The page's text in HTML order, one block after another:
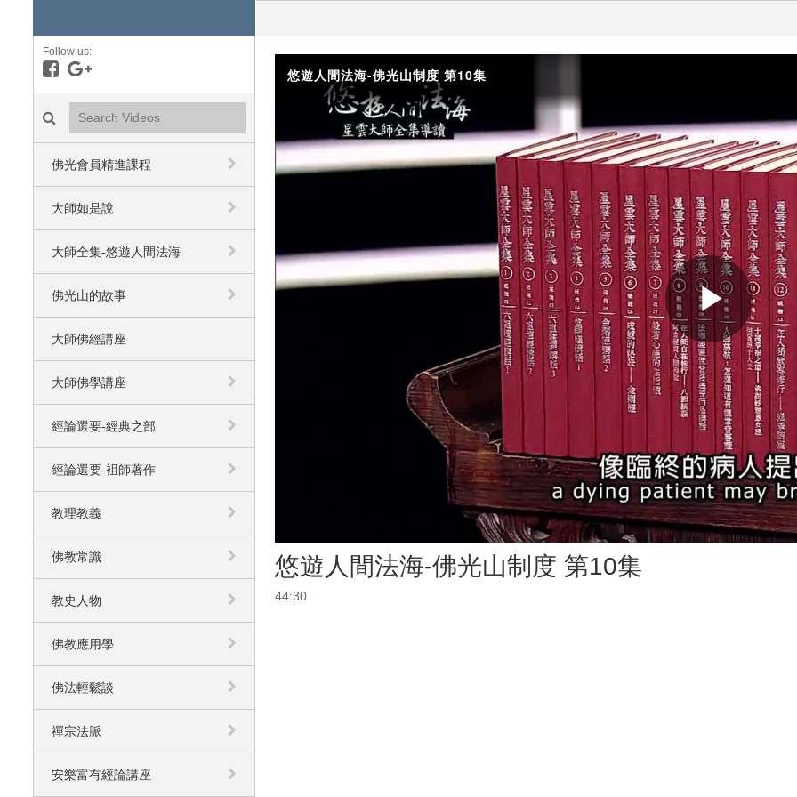
Follow us:
Like on Facebook
Follow on Google+
Search videos icon
佛光會員精進課程
大師如是說
大師全集-悠遊人間法海
佛光山的故事
大師佛經講座
大師佛學講座
經論選要-經典之部
經論選要-袓師著作
教理教義
佛教常識
教史人物
佛教應用學
佛法輕鬆談
禪宗法脈
安樂富有經論講座
悠遊人間法海-佛光山制度 第10集
Play
悠遊人間法海-佛光山制度 第10集
44:30